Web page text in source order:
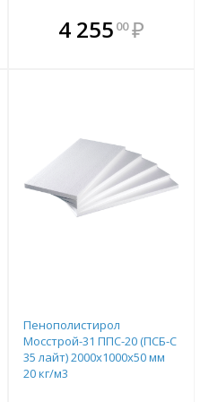
В комплекте
всегда выгоднее!
4 255 00 ₽
Пенополистирол
Мосстрой-31 ППС-20 (ПСБ-С
35 лайт) 2000х1000х50 мм
20 кг/м3